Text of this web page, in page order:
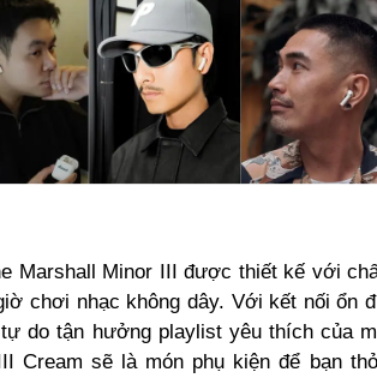
Marshall Minor III được thiết kế với
chơi nhạc không dây. Với kết nối ổn
do tận hưởng playlist yêu thích của
Cream sẽ là món phụ kiện để bạn